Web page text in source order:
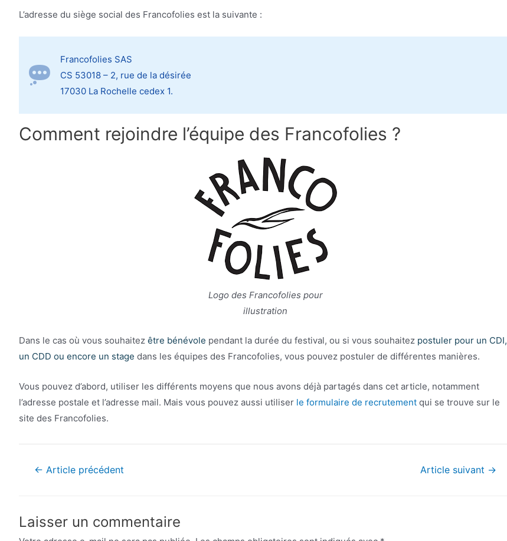
L’adresse du siège social des Francofolies est la suivante :
Francofolies SAS
CS 53018 – 2, rue de la désirée
17030 La Rochelle cedex 1.
Comment rejoindre l’équipe des Francofolies ?
Logo des Francofolies pour
illustration
Dans le cas où vous souhaitez être bénévole pendant la durée du festival, ou si vous souhaitez postuler pour un CDI,
un CDD ou encore un stage dans les équipes des Francofolies, vous pouvez postuler de différentes manières.
Vous pouvez d’abord, utiliser les différents moyens que nous avons déjà partagés dans cet article, notamment
l’adresse postale et l’adresse mail. Mais vous pouvez aussi utiliser le formulaire de recrutement qui se trouve sur le
site des Francofolies.
Navigation
← Article précédent Article suivant →
Laisser un commentaire